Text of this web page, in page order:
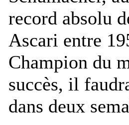
record absolu
Ascari entre
Champion du
succès, il
dans deux